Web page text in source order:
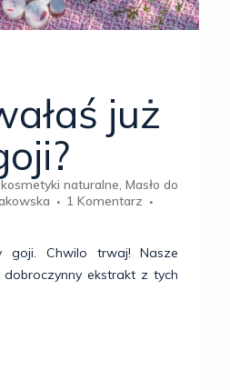
już
kosmetyki naturalne, Masło do
1 Komentarz
Chwilo trwaj! Nasze
ekstrakt z tych